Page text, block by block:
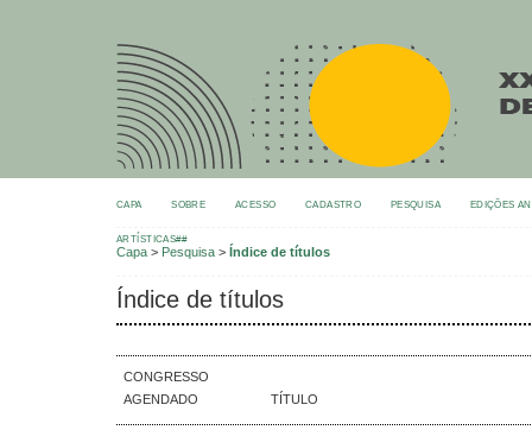
CAPA SOBRE ACESSO CADASTRO PESQUISA EDIÇÕES
ARTÍSTICAS##
Capa > Pesquisa > Índice de títulos
Índice de títulos
CONGRESSO
AGENDADO
TÍTULO